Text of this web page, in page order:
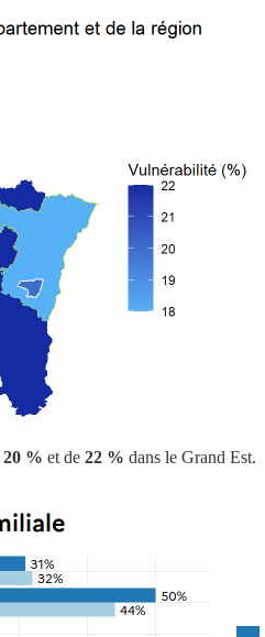
20 % et de 22 % dans le Grand Est.